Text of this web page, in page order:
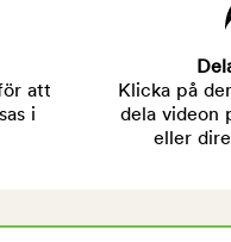
att
i
Klicka på
dela videon
eller